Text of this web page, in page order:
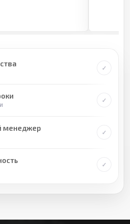
менеджер